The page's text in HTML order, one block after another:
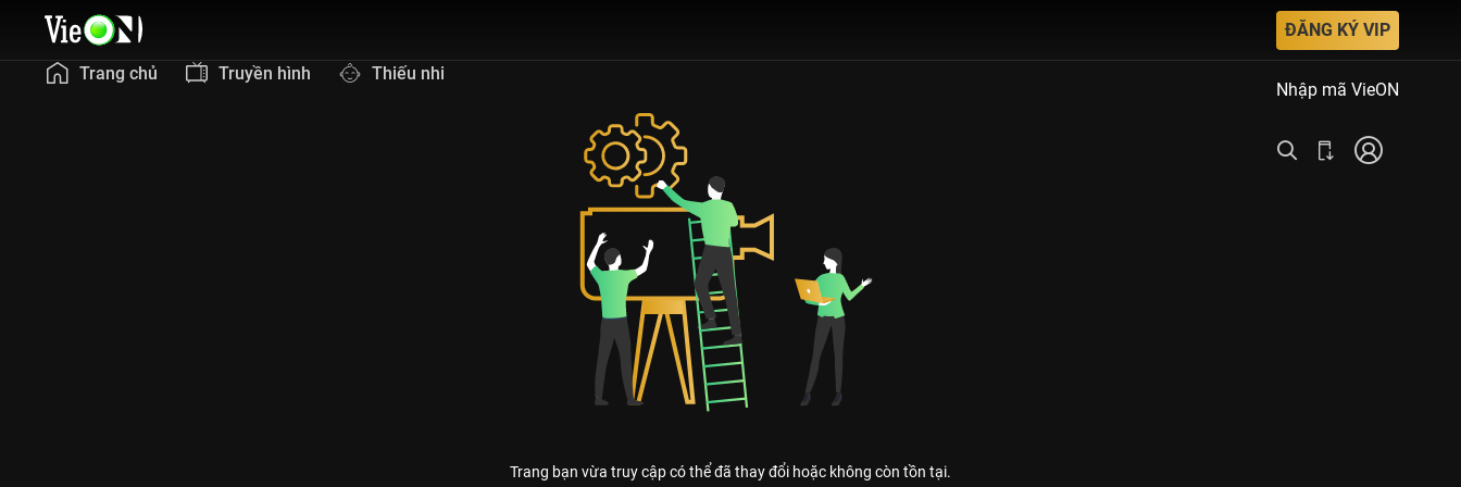
Trang chủ Truyền hình Thiếu nhi
ĐĂNG KÝ VIP
Nhập mã VieON
Trang bạn vừa truy cập có thể đã thay đổi hoặc không còn tồn tại.